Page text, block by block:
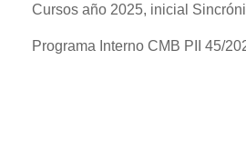
Cursos año 2025, inicial
Programa Interno CMB PII 45/